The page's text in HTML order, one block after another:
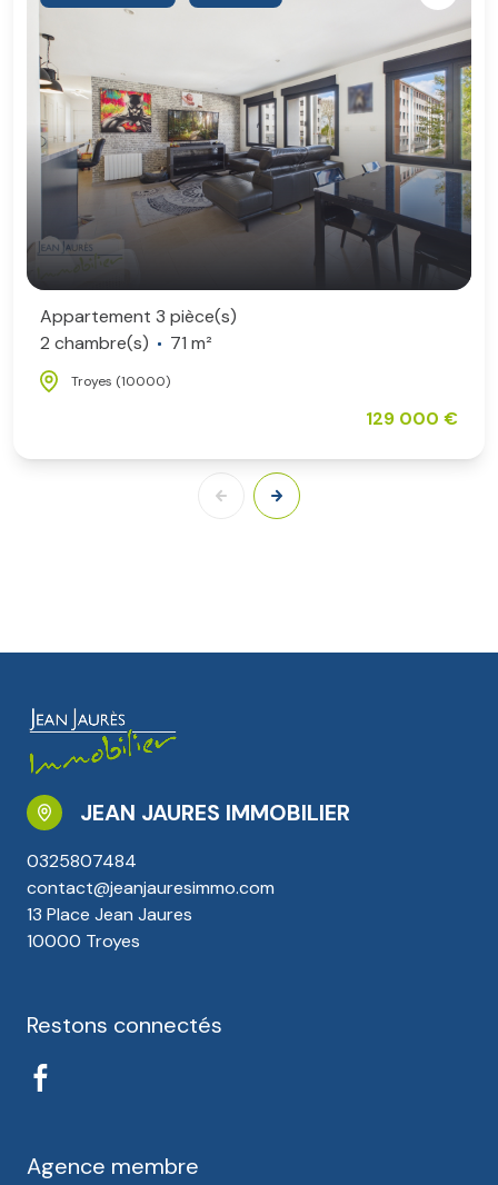
Appartement 3 pièce(s)
2 chambre(s)
71 m²
Troyes (10000)
129 000 €
JEAN JAURES IMMOBILIER
0325807484
contact@jeanjauresimmo.com
13 Place Jean Jaures
10000 Troyes
Restons connectés
Agence membre